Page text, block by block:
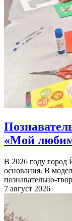
«Мой
В 2026 году город
основания. В
познавательно-
7 август 2026